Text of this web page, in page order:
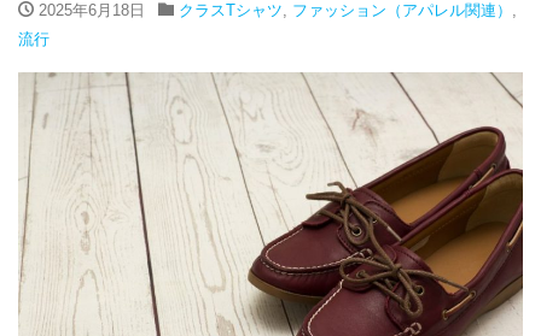
2025年6月18日 クラスTシャツ, ファッション（アパレル関連） ,
流行